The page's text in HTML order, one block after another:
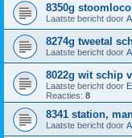
8350g
Laatste bericht door
8274g tweetal
Laatste bericht door
8022g wit schip
Laatste bericht door
Reacties: 8
8341 station,
Laatste bericht door